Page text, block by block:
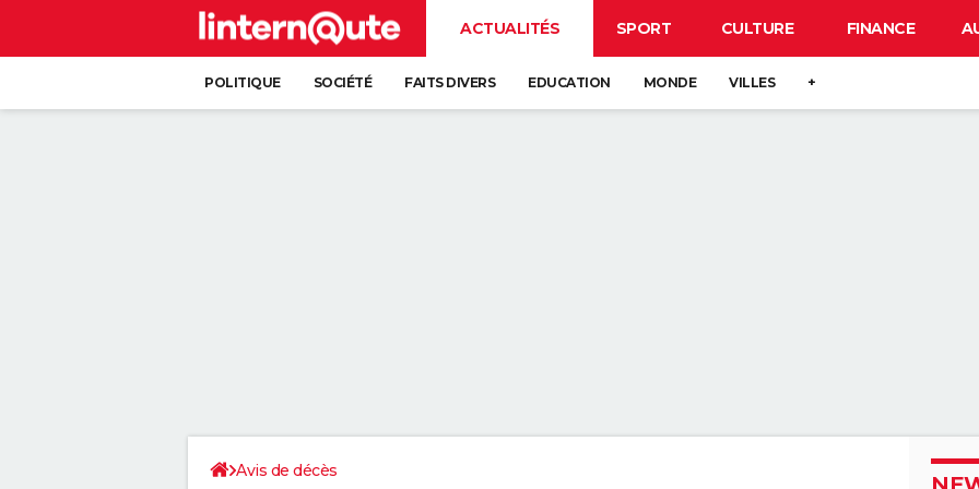
ACTUALITÉS SPORT CULTURE FINANCE
POLITIQUE SOCIÉTÉ FAITS DIVERS EDUCATION MONDE VILLES +
Avis de décès